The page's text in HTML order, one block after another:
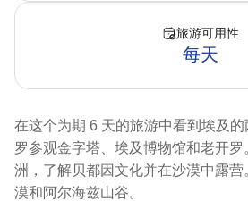
旅游可用性
每天
在这个为期 6 天的旅游中看到埃及
罗参观金字塔、埃及博物馆和老开
洲，了解贝都因文化并在沙漠中露
漠和阿尔海兹山谷。